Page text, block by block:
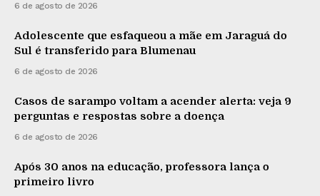
6 de agosto de 2026
Adolescente que esfaqueou a mãe em Jaraguá do
Sul é transferido para Blumenau
6 de agosto de 2026
Casos de sarampo voltam a acender alerta: veja 9
perguntas e respostas sobre a doença
6 de agosto de 2026
Após 30 anos na educação, professora lança o
primeiro livro